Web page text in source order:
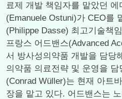
료제 개발 책임자를 맡았던 에
(Emanuele Ostuni)가 CEO를
(Philippe Dasse) 최고기술책
프랑스 어드밴스(Advanced
서 방사성의약품 개발을 담당
의약품 의료전략 및 운영을 담
(Conrad Wüller)는 현재 아트
장을 맡고 있다. 어드밴스는